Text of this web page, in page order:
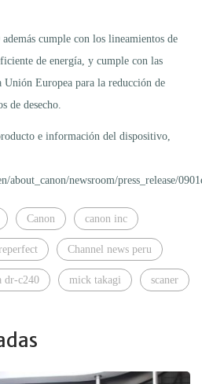
cumple con los lineamientos de
de energía, y cumple con las
Europea para la reducción de
de desecho.
e información del dispositivo,
about_canon/newsroom/press_release/
Canon canon inc
Channel news peru
dr-c240 mick takagi scaner